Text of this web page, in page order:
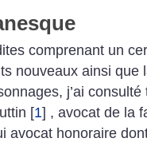
comprenant un
nouveaux ainsi que
j’ai consulté
[1] , avocat de la
avocat honoraire